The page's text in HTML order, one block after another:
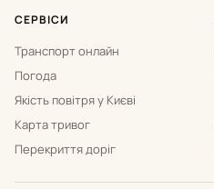
СЕРВІСИ
Транспорт онлайн
Погода
Якість повітря у Києві
Карта тривог
Перекриття доріг